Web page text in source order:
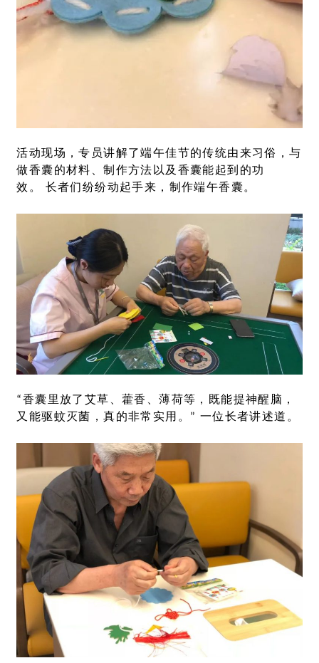
活动现场，专员讲解了端午佳节的传统由来习俗，与
做香囊的材料、制作方法以及香囊能起到的功
效。 长者们纷纷动起手来，制作端午香囊。
“香囊里放了艾草、藿香、薄荷等，既能提神醒脑，
又能驱蚊灭菌，真的非常实用。” 一位长者讲述道。